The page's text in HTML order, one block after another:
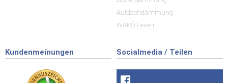
Aufdachdämmung
WAKÜ Leitern
Kundenmeinungen Socialmedia / Teilen